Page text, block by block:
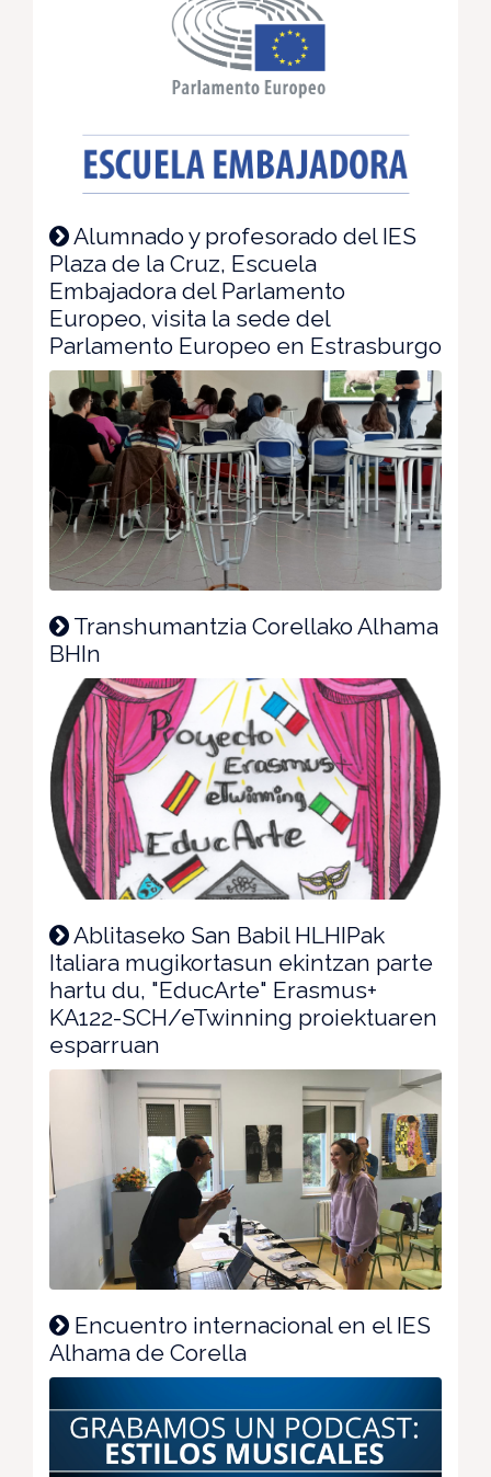
Alumnado y profesorado del IES
Plaza de la Cruz, Escuela
Embajadora del Parlamento
Europeo, visita la sede del
Parlamento Europeo en Estrasburgo
Transhumantzia Corellako Alhama
BHIn
Ablitaseko San Babil HLHIPak
Italiara mugikortasun ekintzan parte
hartu du, "EducArte" Erasmus+
KA122-SCH/eTwinning proiektuaren
esparruan
Encuentro internacional en el IES
Alhama de Corella